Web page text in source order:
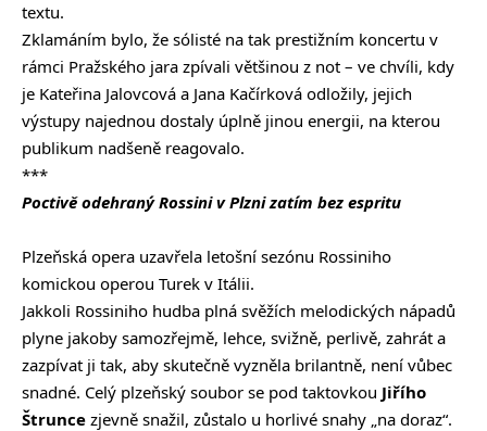
textu.
Zklamáním bylo, že sólisté na tak prestižním koncertu v
rámci Pražského jara zpívali většinou z not – ve chvíli, kdy
je Kateřina Jalovcová a Jana Kačírková odložily, jejich
výstupy najednou dostaly úplně jinou energii, na kterou
publikum nadšeně reagovalo.
***
Poctivě odehraný Rossini v Plzni zatím bez espritu
Plzeňská opera uzavřela letošní sezónu Rossiniho
komickou operou Turek v Itálii.
Jakkoli Rossiniho hudba plná svěžích melodických nápadů
plyne jakoby samozřejmě, lehce, svižně, perlivě, zahrát a
zazpívat ji tak, aby skutečně vyzněla brilantně, není vůbec
snadné. Celý plzeňský soubor se pod taktovkou Jiřího
Štrunce zjevně snažil, zůstalo u horlivé snahy „na doraz“.